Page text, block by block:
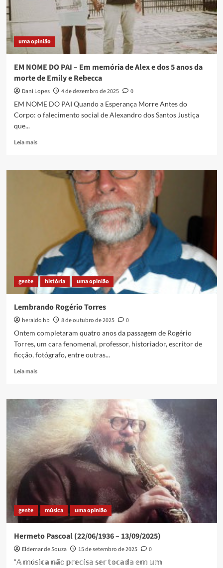
exibição
em
de
uma opinião
EM NOME DO PAI – Em memória de Alex e dos 5 anos da
morte de Emily e Rebecca
Dani Lopes 4 de dezembro de 2025
0
EM NOME DO PAI Quando a Esperança Morre Antes do
Corpo: o falecimento social de Alexandro dos Santos Justiça
que...
Leia maisRead
EM
NOME
Alex
e
dos
5
anos
da
de
Emily
gente história uma opinião
Lembrando Rogério Torres
heraldo hb 8 de outubro de 2025
0
Ontem completaram quatro anos da passagem de Rogério
Torres, um cara fenomenal, professor, historiador, escritor de
ficção, fotógrafo, entre outras...
Leia maisRead
Lembrando
Rogério
Torres
gente música uma opinião
Hermeto Pascoal (22/06/1936 – 13/09/2025)
Eldemar de Souza 15 de setembro de 2025
0
“𝔸 𝕞ú𝕤𝕚𝕔𝕒 𝕟𝕒̃𝕠 𝕡𝕣𝕖𝕔𝕚𝕤𝕒 𝕤𝕖𝕣 𝕥𝕠𝕔𝕒𝕕𝕒 𝕖𝕞 𝕦𝕞